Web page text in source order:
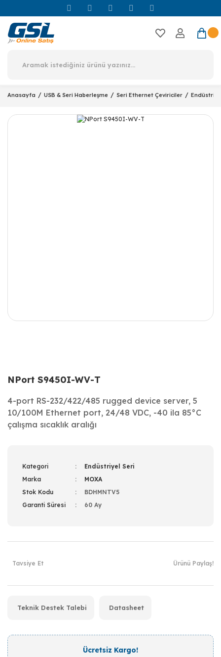
Anasayfa USB & Seri Haberleşme Seri Ethernet Çeviriciler
NPort S9450I-WV-T
4-port RS-232/422/485 rugged device server, 5
10/100M Ethernet port, 24/48 VDC, -40 ila 85°C
çalışma sıcaklık aralığı
Kategori
Endüstriyel Seri
Marka
MOXA
Stok Kodu
BDHMNTV5
Garanti Süresi
60 Ay
Tavsiye Et Ürünü Paylaş!
Teknik Destek Talebi Datasheet
Ücretsiz Kargo!